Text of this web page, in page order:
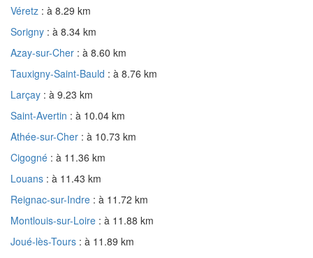
Véretz : à 8.29 km
Sorigny : à 8.34 km
Azay-sur-Cher : à 8.60 km
Tauxigny-Saint-Bauld : à 8.76 km
Larçay : à 9.23 km
Saint-Avertin : à 10.04 km
Athée-sur-Cher : à 10.73 km
Cigogné : à 11.36 km
Louans : à 11.43 km
Reignac-sur-Indre : à 11.72 km
Montlouis-sur-Loire : à 11.88 km
Joué-lès-Tours : à 11.89 km